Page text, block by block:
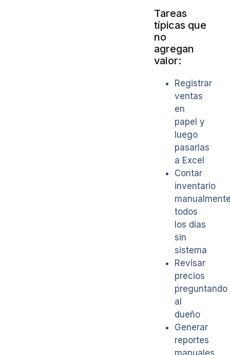
Tareas
típicas que
no
agregan
valor:
Registrar
ventas
en
papel y
luego
pasarlas
a Excel
Contar
inventario
todos
los días
sin
sistema
Revisar
precios
preguntando
al
dueño
Generar
reportes